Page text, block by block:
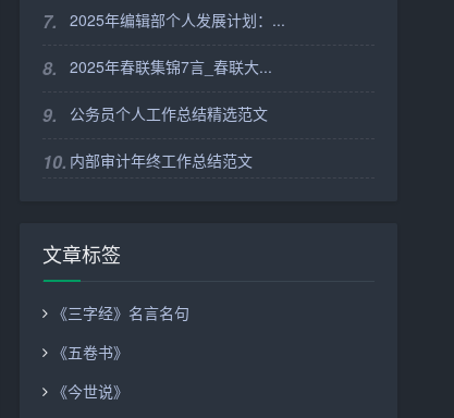
7. 2025年编辑部个人发展计划：...
8. 2025年春联集锦7言_春联大...
9. 公务员个人工作总结精选范文
10. 内部审计年终工作总结范文
文章标签
《三字经》名言名句
《五卷书》
《今世说》